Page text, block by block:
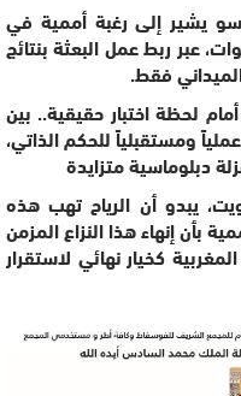
يشير إلى رغبة أممية في
عبر ربط عمل البعثة بنتائج
فقط.
لحظة اختبار حقيقية.. بين
ومستقبلياً للحكم الذاتي،
دبلوماسية متزايدة
يبدو أن الرياح تهب هذه
بأن إنهاء هذا النزاع المزمن
كخيار نهائي لاستقرار